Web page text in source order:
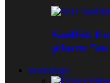
SanDisk
și lucru
Workshops